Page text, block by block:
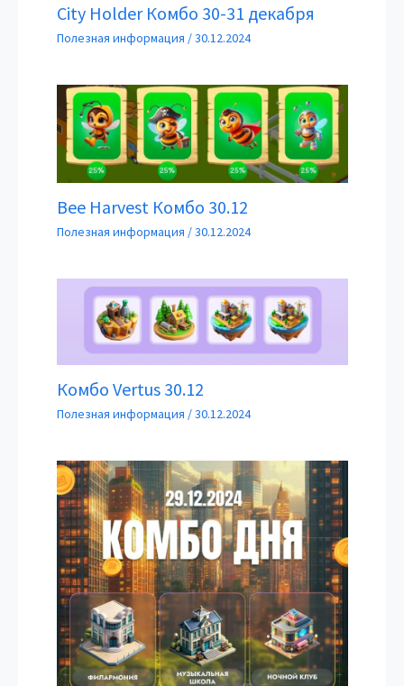
City Holder Комбо 30-31 декабря
Полезная информация /30.12.2024
Bee Harvest Комбо 30.12
Полезная информация /30.12.2024
Комбо Vertus 30.12
Полезная информация /30.12.2024